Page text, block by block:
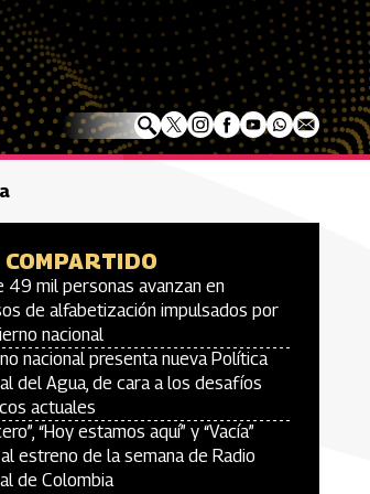
49 mil personas avanzan en
de alfabetización impulsados por
nacional
nacional presenta nueva Política
del Agua, de cara a los desafíos
actuales
“Hoy estamos aquí” y “Vacía”
estreno de la semana de Radio
de Colombia